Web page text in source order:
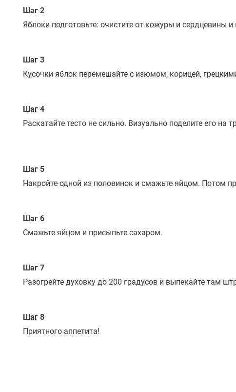
Шаг 2
Яблоки подготовьте: очистите от кожуры и сердцевины
Шаг 3
Кусочки яблок перемешайте с изюмом, корицей,
Шаг 4
Раскатайте тесто не сильно. Визуально поделите его
Шаг 5
Накройте одной из половинок и смажьте яйцом. Потом
Шаг 6
Смажьте яйцом и присыпьте сахаром.
Шаг 7
Разогрейте духовку до 200 градусов и выпекайте там
Шаг 8
Приятного аппетита!